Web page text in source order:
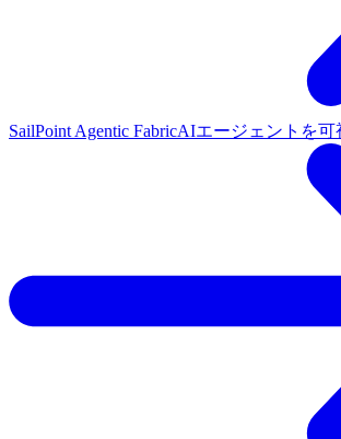
SailPoint Agentic FabricAIエージェントを可